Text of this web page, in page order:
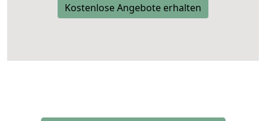
Kostenlose Angebote erhalten